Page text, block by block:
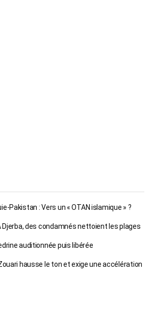
Pakistan : Vers un « OTAN islamique » ?
Djerba, des condamnés nettoient les plages
auditionnée puis libérée
hausse le ton et exige une accélération